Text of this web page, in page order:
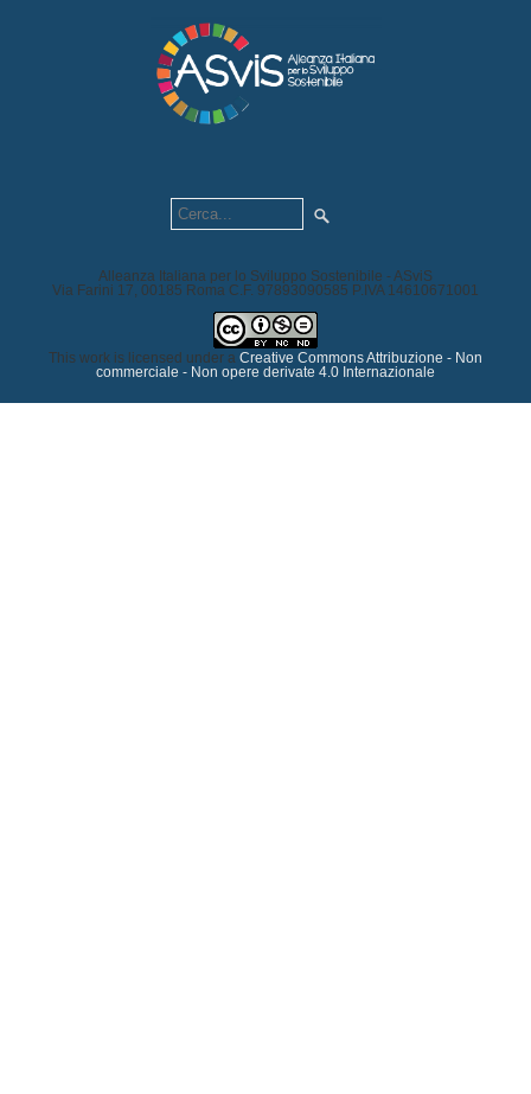
Alleanza Italiana per lo Sviluppo Sostenibile - ASviS
Via Farini 17, 00185 Roma C.F. 97893090585 P.IVA 14610671001
This work is licensed under a Creative Commons Attribuzione - Non
commerciale - Non opere derivate 4.0 Internazionale